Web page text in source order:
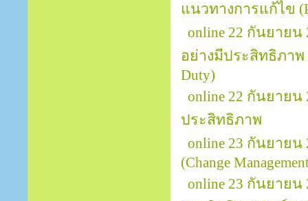
แนวทางการแก้ไข
online 22 กันยาย
อย่างมีประสิทธิภาพ
Duty)
online 22 กันยาย
ประสิทธิภาพ
online 23 กันยาย
(Change
online 23 กันยาย